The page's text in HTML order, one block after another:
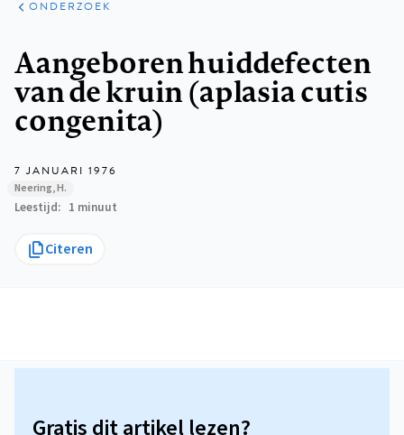
ONDERZOEK
Aangeboren huiddefecten
van de kruin (aplasia cutis
congenita)
7 JANUARI 1976
Neering, H.
Leestijd 1 minuut
Citeren
Gratis dit artikel lezen?